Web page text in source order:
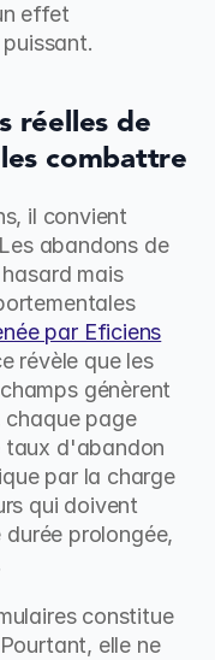
effet
réelles de
combattre
il convient
abandons de
mais
par Eficiens
révèle que les
génèrent
chaque page
taux d'abandon
par la charge
qui doivent
prolongée,
constitue
elle ne